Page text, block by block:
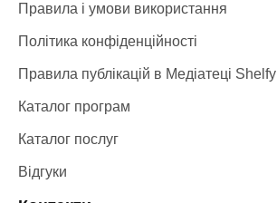
Правила і умови використання
Політика конфіденційності
Правила публікацій в Медіатеці Shelfy
Каталог програм
Каталог послуг
Відгуки